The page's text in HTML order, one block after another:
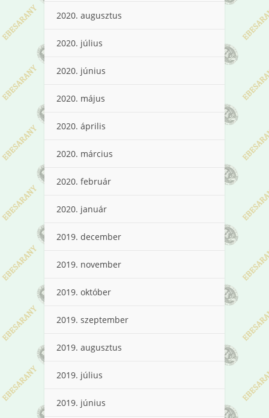
2020. augusztus
2020. július
2020. június
2020. május
2020. április
2020. március
2020. február
2020. január
2019. december
2019. november
2019. október
2019. szeptember
2019. augusztus
2019. július
2019. június